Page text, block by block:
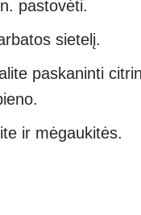
pastovėti.
sietelį.
paskaninti
ir mėgaukitės.